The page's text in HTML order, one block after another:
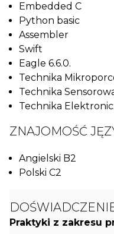
Embedded C
Python basic
Assembler
Swift
Eagle 6.6.0.
Technika
Technika
Technika
ZNAJOMOŚĆ
Angielski B2
Polski C2
Praktyki z zakresu